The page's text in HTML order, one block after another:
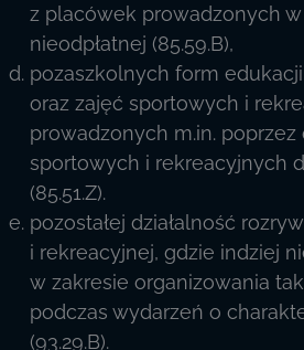
z placówek prowadzonych w
nieodpłatnej (85.59.B),
pozaszkolnych form
oraz zajęć sportowych i
prowadzonych m.in.
sportowych i rekreacyjnych
(85.51.Z).
pozostałej działalność
i rekreacyjnej, gdzie indziej
w zakresie organizowania
podczas wydarzeń o
(93.29.B).